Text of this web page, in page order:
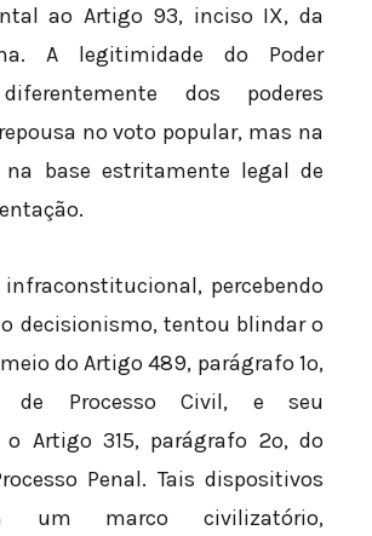
ao Artigo 93, inciso IX, da
A legitimidade do Poder
dos poderes
no voto popular, mas na
na base estritamente legal de
percebendo
decisionismo, tentou blindar o
do Artigo 489, parágrafo 1º,
de Processo Civil, e seu
o Artigo 315, parágrafo 2º, do
Penal. Tais dispositivos
um marco civilizatório,